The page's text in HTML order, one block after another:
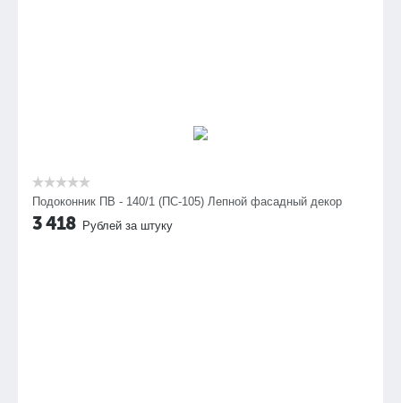
Подоконник ПВ - 140/1 (ПС-105) Лепной фасадный декор
3 418 Рублей за штуку